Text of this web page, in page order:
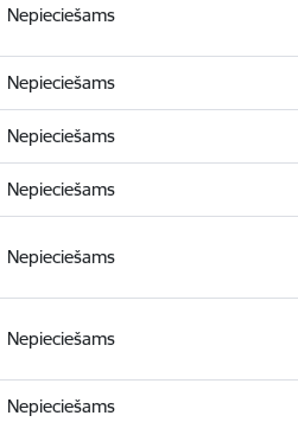
Nepieciešams
Nepieciešams
Nepieciešams
Nepieciešams
Nepieciešams
Nepieciešams
Nepieciešams